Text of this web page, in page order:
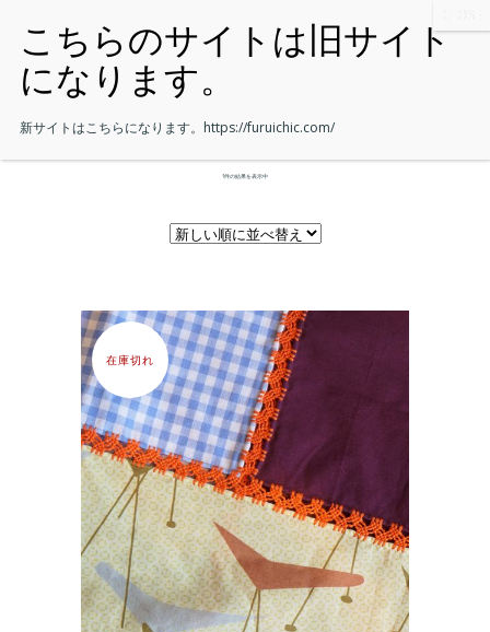
1件の結果を表示中
在庫切れ
新サイトはこちらになります。 https://furuichic.com/